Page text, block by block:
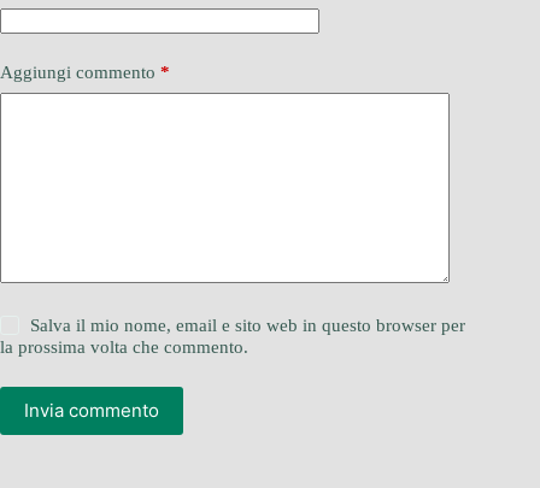
Aggiungi commento *
Salva il mio nome, email e sito web in questo browser per
la prossima volta che commento.
Invia commento